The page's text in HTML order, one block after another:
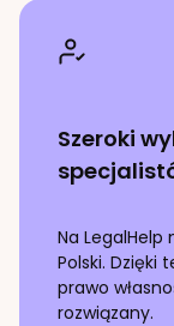
Szeroki
Na
Polski. Dzięki
prawo
rozwiązany.